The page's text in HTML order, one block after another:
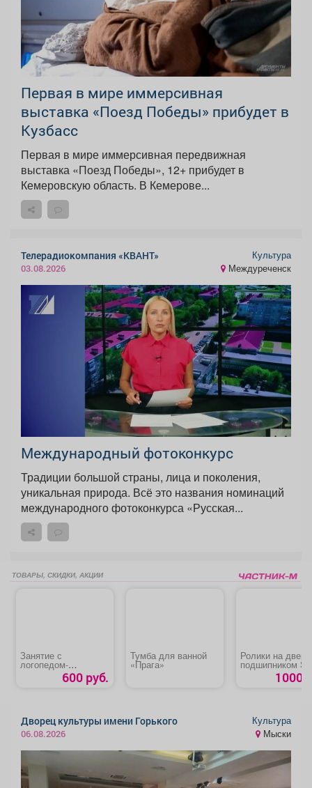
Первая в мире иммерсивная
выставка «Поезд Победы» прибудет в
Кузбасс
Первая в мире иммерсивная передвижная
выставка «Поезд Победы», 12+ прибудет в
Кемеровскую область. В Кемерове...
Телерадиокомпания «КВАНТ»
03.08.2026
Культура
Междуреченск
Международный фотоконкурс
Традиции большой страны, лица и поколения,
уникальная природа. Всё это названия номинаций
международного фотоконкурса «Русская...
ТОВАРЫ, СКИДКИ, АКЦИИ
Занятие с
логопедом-
дефектологом600 руб.
Тумба для ванной
«Прага»
Ролики на
подшипником
1000
Дворец культуры имени Горького
06.08.2026
Культура
Мыски